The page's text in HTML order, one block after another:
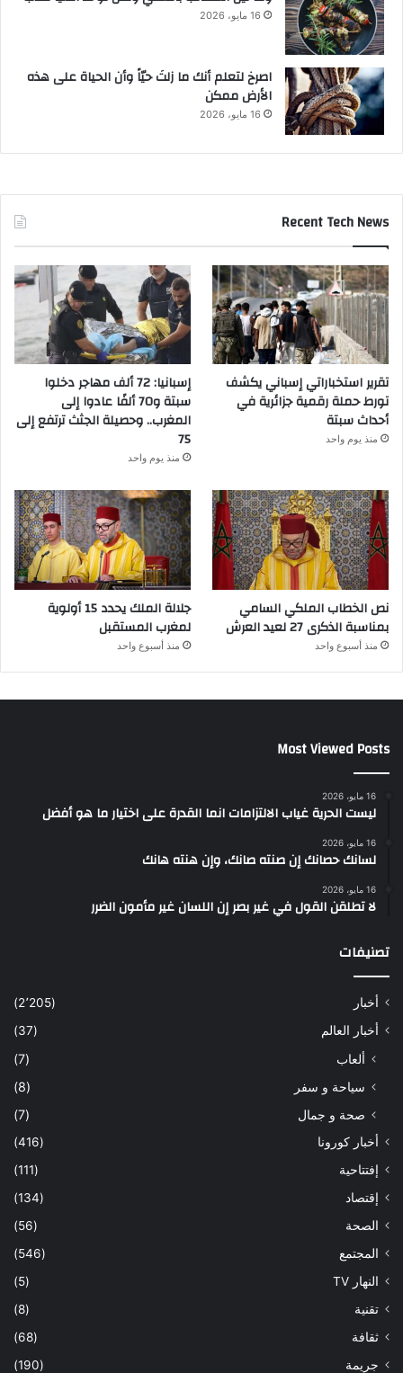
16 مايو، 2026
‫اصرخ لتعلم أنك ما زلتَ حيّاً وأن الحياة على هذه
الأرض ممكن
16 مايو، 2026
Recent Tech News
تقرير استخباراتي إسباني يكشف
تورط حملة رقمية جزائرية في
أحداث سبتة
منذ يوم واحد
إسبانيا: 72 ألف مهاجر دخلوا
سبتة و70 ألفًا عادوا إلى
المغرب.. وحصيلة الجثث ترتفع إلى
75
منذ يوم واحد
نص الخطاب الملكي السامي
بمناسبة الذكرى 27 لعيد العرش
منذ أسبوع واحد
جلالة الملك يحدد 15 أولوية
لمغرب المستقبل
منذ أسبوع واحد
Most Viewed Posts
16 مايو، 2026
ليست الحرية غياب الالتزامات انما القدرة على اختيار ما هو أفضل
16 مايو، 2026
لسانك حصانك إن صنته صانك، وإن هنته هانك
16 مايو، 2026
لا تطلقن القول في غير بصر إن اللسان غير مأمون الضرر
تصنيفات
أخبار
(2٬205)
أخبار العالم
(37)
ألعاب
(7)
سياحة و سفر
(8)
صحة و جمال
(7)
أخبار كورونا
(416)
إفتتاحية
(111)
إقتصاد
(134)
الصحة
(56)
المجتمع
(546)
النهار TV
(5)
تقنية
(8)
ثقافة
(68)
جريمة
(190)